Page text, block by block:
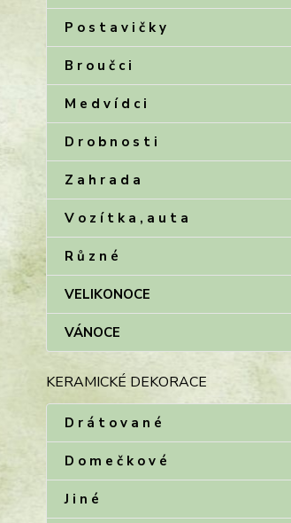
P o s t a v i č k y
B r o u č c i
M e d v í d c i
D r o b n o s t i
Z a h r a d a
V o z í t k a , a u t a
R ů z n é
VELIKONOCE
VÁNOCE
KERAMICKÉ DEKORACE
D r á t o v a n é
D o m e č k o v é
J i n é